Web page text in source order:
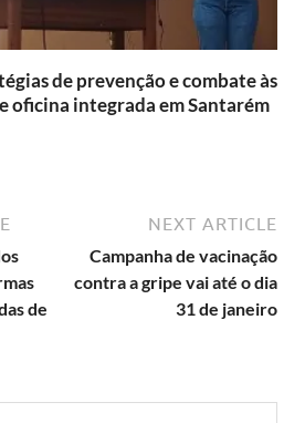
de prevenção e combate às
oficina integrada em Santarém
de
NEXT ARTICLE
Campanha de vacinação
contra a gripe vai até o dia
31 de janeiro